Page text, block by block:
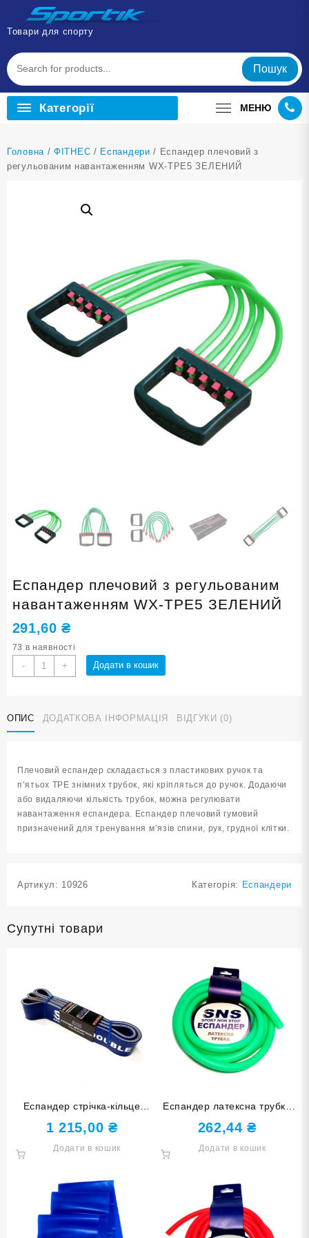
Перейти
вмісту
Товари для спорту
Пошук
Категорії МЕНЮ
Головна /ФІТНЕС / Еспандери / Еспандер плечовий з
регульованим навантаженням WX-TPE5 ЗЕЛЕНИЙ
Еспандер плечовий з регульованим
навантаженням WX-TPE5 ЗЕЛЕНИЙ
291,60₴
73 в наявності
-
Еспандер
плечовий
навантаженням
WX-
+ Додати в кошик
ОПИС ДОДАТКОВА ІНФОРМАЦІЯ ВІДГУКИ (0)
Плечовий еспандер складається з пластикових ручок та
п’ятьох TPE знімних трубок, які кріпляться до ручок. Додаючи
або видаляючи кількість трубок, можна регулювати
навантаження еспандера. Еспандер плечовий гумовий
призначений для тренування м’язів спини, рук, грудної клітки.
Артикул: 10926 Категорія: Еспандери
Супутні товари
Еспандер стрічка-кільце
подвійний SNS 145-45-
DOUBLE
1 215,00 ₴
Додати в кошик
Еспандер латексна трубка
SNS medium G110-25
262,44₴
Додати в кошик